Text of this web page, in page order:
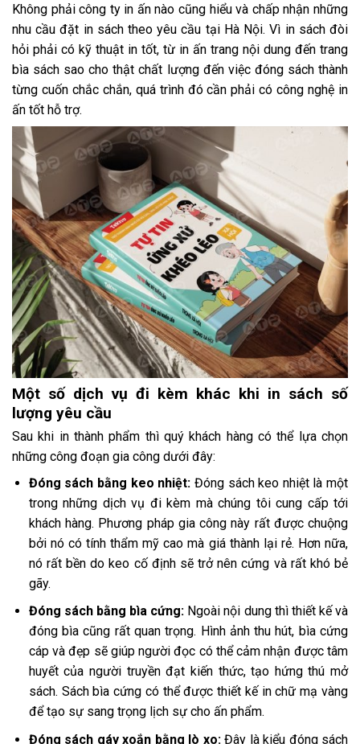
Không phải công ty in ấn nào cũng hiểu và chấp nhận những
nhu cầu đặt in sách theo yêu cầu tại Hà Nội. Vì in sách đòi
hỏi phải có kỹ thuật in tốt, từ in ấn trang nội dung đến trang
bìa sách sao cho thật chất lượng đến việc đóng sách thành
từng cuốn chắc chắn, quá trình đó cần phải có công nghệ in
ấn tốt hỗ trợ.
Một số dịch vụ đi kèm khác khi in sách số
lượng yêu cầu
Sau khi in thành phẩm thì quý khách hàng có thể lựa chọn
những công đoạn gia công dưới đây:
Đóng sách bằng keo nhiệt: Đóng sách keo nhiệt là một
trong những dịch vụ đi kèm mà chúng tôi cung cấp tới
khách hàng. Phương pháp gia công này rất được chuộng
bởi nó có tính thẩm mỹ cao mà giá thành lại rẻ. Hơn nữa,
nó rất bền do keo cố định sẽ trở nên cứng và rất khó bẻ
gãy.
Đóng sách bằng bìa cứng: Ngoài nội dung thì thiết kế và
đóng bìa cũng rất quan trọng. Hình ảnh thu hút, bìa cứng
cáp và đẹp sẽ giúp người đọc có thể cảm nhận được tâm
huyết của người truyền đạt kiến thức, tạo hứng thú mở
sách. Sách bìa cứng có thể được thiết kế in chữ mạ vàng
để tạo sự sang trọng lịch sự cho ấn phẩm.
Đóng sách gáy xoắn bằng lò xo:Đây là kiểu đóng sách